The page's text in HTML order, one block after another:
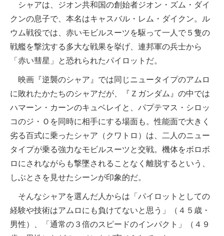
シャアは、ジオン共和国の創始者ジオン・ズム・ダイ
クンの息子で、本名はキャスバル・レム・ダイクン。ル
ウム戦役では、赤いモビルスーツを駆って一人で５隻の
戦艦を撃沈する多大な戦果を挙げ、連邦軍の兵士から
「赤い彗星」と恐れられたパイロットだ。
映画『逆襲のシャア』では同じニュータイプのアムロ
に敗れたかたちのシャアだが、『Ｚガンダム』の中では
ハマーン・カーンのキュベレイと、パプテマス・シロッ
コのジ・Ｏを同時に相手にする場面も。性能面で大きく
劣る百式に乗ったシャア（クワトロ）は、二人のニュー
タイプが乗る強力なモビルスーツと交戦。機体をボロボ
ロにされながらも撃墜されることなく離脱するという、
しぶとさを見せたシーンが印象的だ。
そんなシャアを選んだ人からは「パイロットとしての
経験や技術はアムロにも負けてないと思う」（４５歳・
男性）、「通常の３倍のスピードのインパクト」（４９